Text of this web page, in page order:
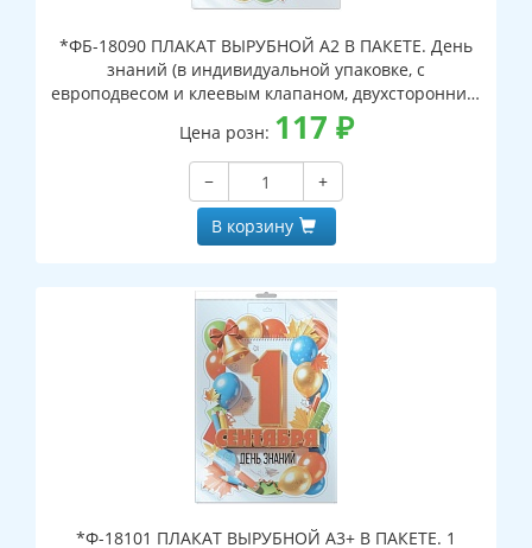
*ФБ-18090 ПЛАКАТ ВЫРУБНОЙ А2 В ПАКЕТЕ. День
знаний (в индивидуальной упаковке, с
европодвесом и клеевым клапаном, двухсторонний,
ВД-лак)
Цена розн: 117 ₽
−
+
В корзину
*Ф-18101 ПЛАКАТ ВЫРУБНОЙ А3+ В ПАКЕТЕ. 1